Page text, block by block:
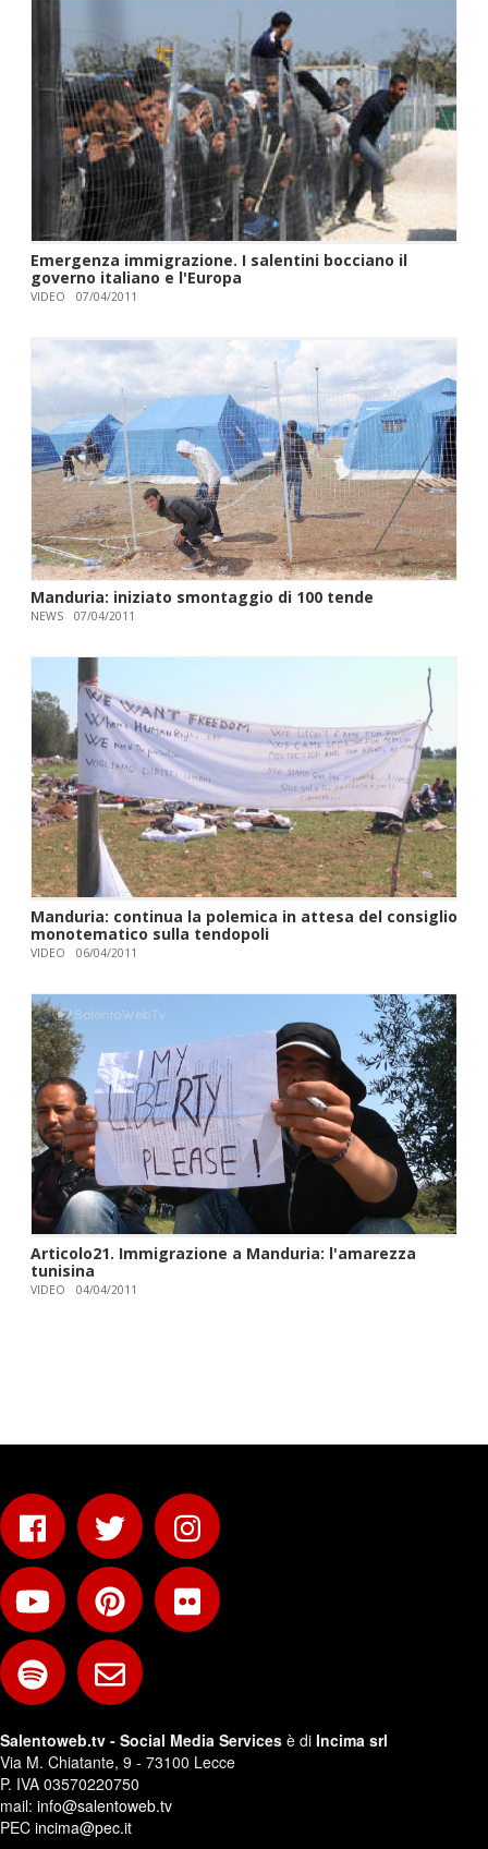
Emergenza immigrazione. I salentini bocciano il
governo italiano e l'Europa
VIDEO 07/04/2011
Manduria: iniziato smontaggio di 100 tende
NEWS 07/04/2011
Manduria: continua la polemica in attesa del consiglio
monotematico sulla tendopoli
VIDEO 06/04/2011
Articolo21. Immigrazione a Manduria: l'amarezza
tunisina
VIDEO 04/04/2011
Salentoweb.tv - Social Media Services è di Incima srl
Via M. Chiatante, 9 - 73100 Lecce
P. IVA 03570220750
mail: info@salentoweb.tv
PEC incima@pec.it